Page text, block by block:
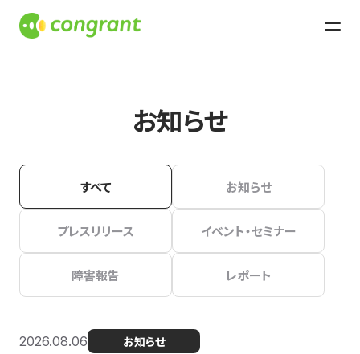
お知らせ
すべて お知らせ
プレスリリース イベント・セミナー
障害報告 レポート
2026.08.06 お知らせ